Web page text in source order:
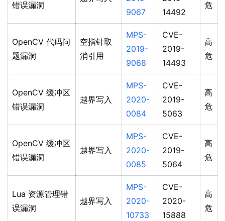
错误漏洞
9067
14492
危
OpenCV 代码问
题漏洞
空指针取
消引用
MPS-
2019-
9068
CVE-
2019-
14493
高
危
OpenCV 缓冲区
错误漏洞
越界写入
MPS-
2020-
0084
CVE-
2019-
5063
高
危
OpenCV 缓冲区
错误漏洞
越界写入
MPS-
2020-
0085
CVE-
2019-
5064
高
危
Lua 资源管理错
误漏洞
越界写入
MPS-
2020-
10733
CVE-
2020-
15888
高
危